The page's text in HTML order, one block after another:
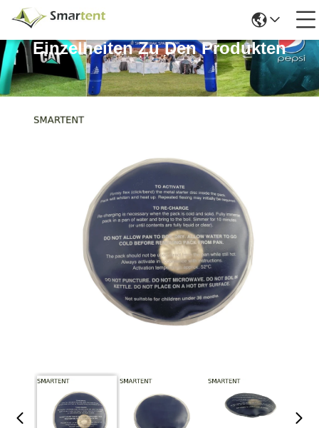
Einzelheiten Zu Den Produkten